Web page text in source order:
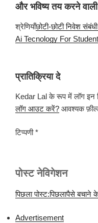
और भविष्य तय करने वाली
श्रेणियाँछोटी-छोटी निवेश
Ai Tecnology For
प्रातिक्रिया दे
Kedar Lal के रूप में लॉग इन
लॉग आउट करें? आवश्यक
टिप्पणी *
पोस्ट नेविगेशन
पिछला पोस्ट:पिछलापैसे
Advertisement